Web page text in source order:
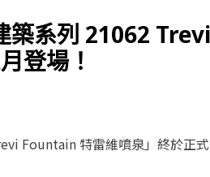
築系列 21062 Trevi
登場！
Fountain 特雷維噴泉」終於正